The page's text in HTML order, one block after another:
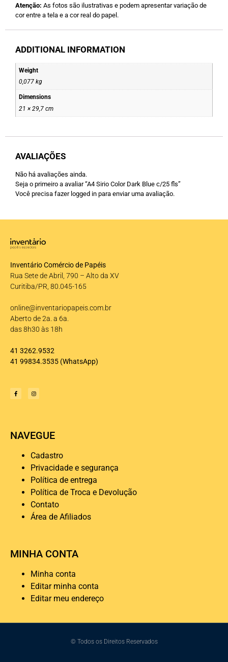
Atenção: As fotos são ilustrativas e podem apresentar variação de
cor entre a tela e a cor real do papel.
ADDITIONAL INFORMATION
Weight
0,077 kg
Dimensions
21 × 29,7 cm
AVALIAÇÕES
Não há avaliações ainda.
Seja o primeiro a avaliar “A4 Sirio Color Dark Blue c/25 fls”
Você precisa fazer logged in para enviar uma avaliação.
Inventário Comércio de Papéis
Rua Sete de Abril, 790 – Alto da XV
Curitiba/PR, 80.045-165
online@inventariopapeis.com.br
Aberto de 2a. a 6a.
das 8h30 às 18h
41 3262.9532
41 99834.3535 (WhatsApp)
NAVEGUE
Cadastro
Privacidade e segurança
Política de entrega
Política de Troca e Devolução
Contato
Área de Afiliados
MINHA CONTA
Minha conta
Editar minha conta
Editar meu endereço
© Todos os Direitos Reservados